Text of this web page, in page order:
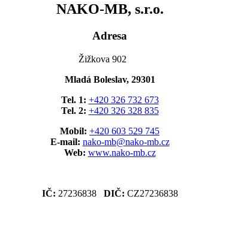
NAKO-MB, s.r.o.
Adresa
Žižkova 902
Mladá Boleslav, 29301
Tel. 1: +420 326 732 673
Tel. 2: +420 326 328 835
Mobil: +420 603 529 745
E-mail: nako-mb@nako-mb.cz
Web: www.nako-mb.cz
IČ: 27236838 DIČ: CZ27236838